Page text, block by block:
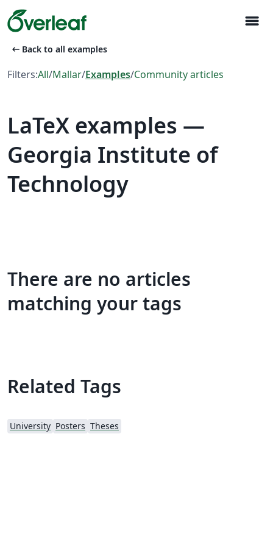
menu
arrow_left_alt Back to all examples
Filters:All/Mallar/Examples/Community articles
LaTeX examples —
Georgia Institute of
Technology
There are no articles
matching your tags
Related Tags
University Posters Theses